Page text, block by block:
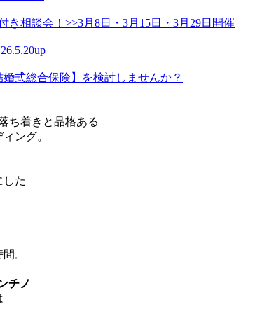
き相談会！>>3月8日・3月15日・3月29日開催
式総合保険】を検討しませんか？
ち着きと品格ある
ング。
した
。
チノ